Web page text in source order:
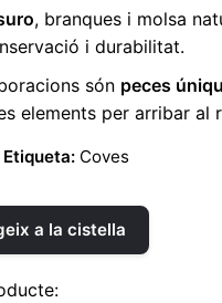
, branques i molsa
i durabilitat.
són peces
elements per arribar al
Etiqueta: Coves
a la cistella